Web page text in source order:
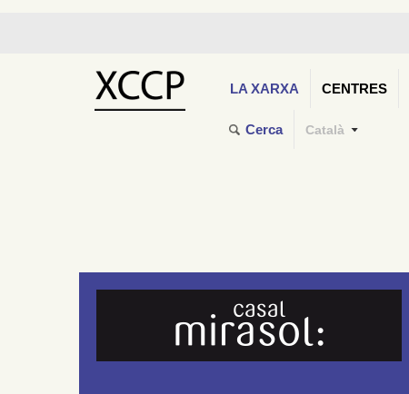
LA XARXA CENTRES
Cerca Català